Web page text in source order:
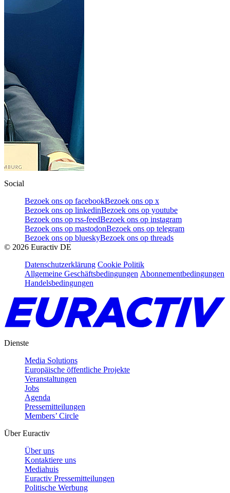
Social
Bezoek ons op facebookBezoek ons op x
Bezoek ons op linkedinBezoek ons op youtube
Bezoek ons op rss-feedBezoek ons op instagram
Bezoek ons op mastodonBezoek ons op telegram
Bezoek ons op blueskyBezoek ons op threads
© 2026 Euractiv DE
Datenschutzerklärung Cookie Politik
Allgemeine Geschäftsbedingungen Abonnementbedingungen
Handelsbedingungen
Dienste
Media Solutions
Europäische öffentliche Projekte
Veranstaltungen
Jobs
Agenda
Pressemitteilungen
Members’ Circle
Über Euractiv
Über uns
Kontaktiere uns
Mediahuis
Euractiv Pressemitteilungen
Politische Werbung